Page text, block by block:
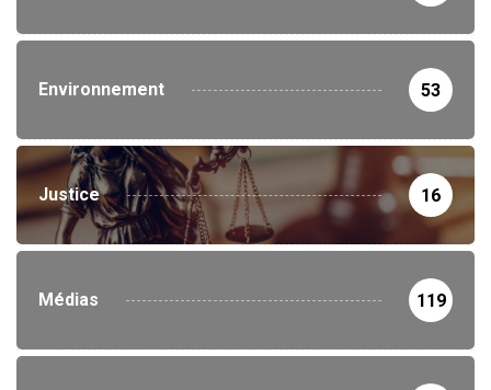
Environnement 53
Justice 16
Médias 119